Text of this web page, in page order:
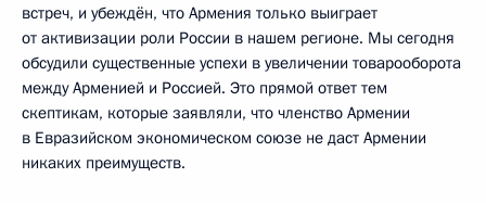
встреч, и убеждён, что Армения только выиграет
от активизации роли России в нашем регионе. Мы сегодня
обсудили существенные успехи в увеличении товарооборота
между Арменией и Россией. Это прямой ответ тем
скептикам, которые заявляли, что членство Армении
в Евразийском экономическом союзе не даст Армении
никаких преимуществ.